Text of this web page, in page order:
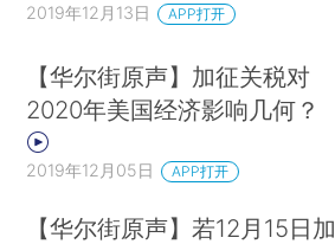
2019年12月13日 APP打开
【华尔街原声】加征关税对
2020年美国经济影响几何？
2019年12月05日 APP打开
【华尔街原声】若12月15日加